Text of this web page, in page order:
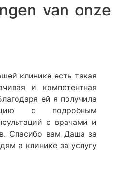
van onze
клинике есть такая
и компетентная
ей я получила
с подробным
с врачами и
Спасибо вам Даша за
а клинике за услугу